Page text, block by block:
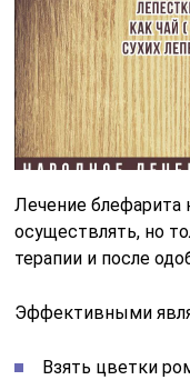
Лечение
осуществлять, но
терапии и после
Эффективными
Взять цветки